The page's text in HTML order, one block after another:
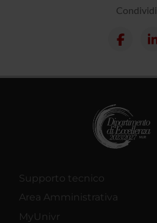
Condividi
Supporto tecnico
Area Amministrativa
MyUnivr